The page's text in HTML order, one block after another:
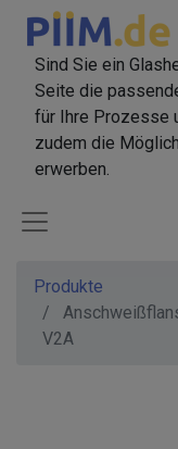
Sind Sie ein
Seite die
für Ihre Prozesse
zudem die
erwerben.
Produkte
V2A